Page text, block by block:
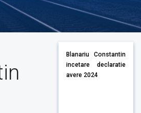
Blanariu Constantin
incetare declaratie
avere 2024